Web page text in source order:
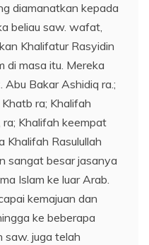
diamanatkan kepada
beliau saw. wafat,
Khalifatur Rasyidin
di masa itu. Mereka
Bakar Ashidiq ra.;
ra; Khalifah
Khalifah keempat
Khalifah Rasulullah
sangat besar jasanya
Islam ke luar Arab.
kemajuan dan
ke beberapa
saw. juga telah